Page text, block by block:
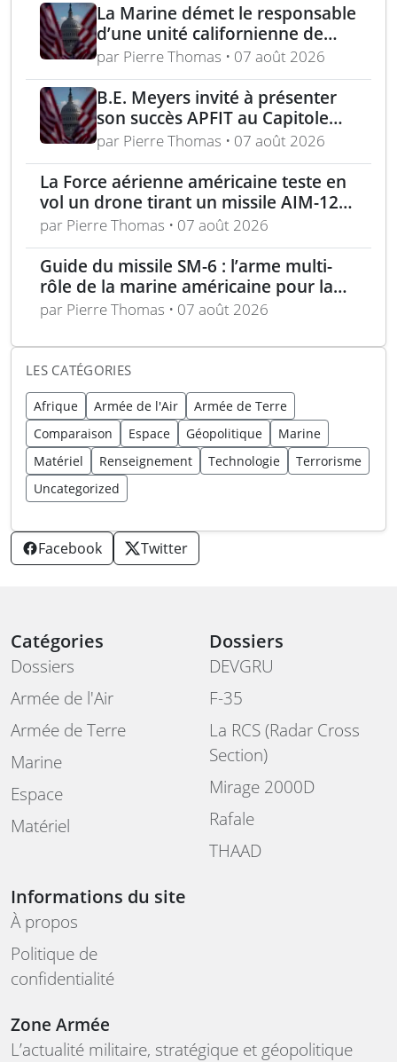
La Marine démet le responsable
d’une unité californienne de
formation médicale
par Pierre Thomas • 07 août 2026
B.E. Meyers invité à présenter
son succès APFIT au Capitole
devant le Congrès et le
Pentagone
par Pierre Thomas • 07 août 2026
La Force aérienne américaine teste en
vol un drone tirant un missile AIM-120
en conditions réelles
par Pierre Thomas • 07 août 2026
Guide du missile SM-6 : l’arme multi-
rôle de la marine américaine pour la
guerre moderne
par Pierre Thomas • 07 août 2026
LES CATÉGORIES
Afrique Armée de l'Air
Armée de Terre
Comparaison
Espace Géopolitique
Marine
Matériel
Renseignement Technologie
Terrorisme
Uncategorized
Facebook Twitter
Catégories
Dossiers
Armée de l'Air
Armée de Terre
Marine
Espace
Matériel
Dossiers
DEVGRU
F-35
La RCS (Radar Cross
Section)
Mirage 2000D
Rafale
THAAD
Informations du site
À propos
Politique de
confidentialité
Zone Armée
L’actualité militaire, stratégique et géopolitique